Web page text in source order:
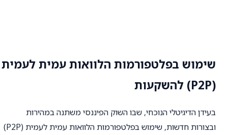
שימוש בפלטפורמות הלוואות עמית לעמית
(P2P) להשקעות
בעידן הדיגיטלי הנוכחי, שבו השוק הפיננסי משתנה במהירות
ובצורות חדשות, שימוש בפלטפורמות הלוואות עמית לעמית (P2P)